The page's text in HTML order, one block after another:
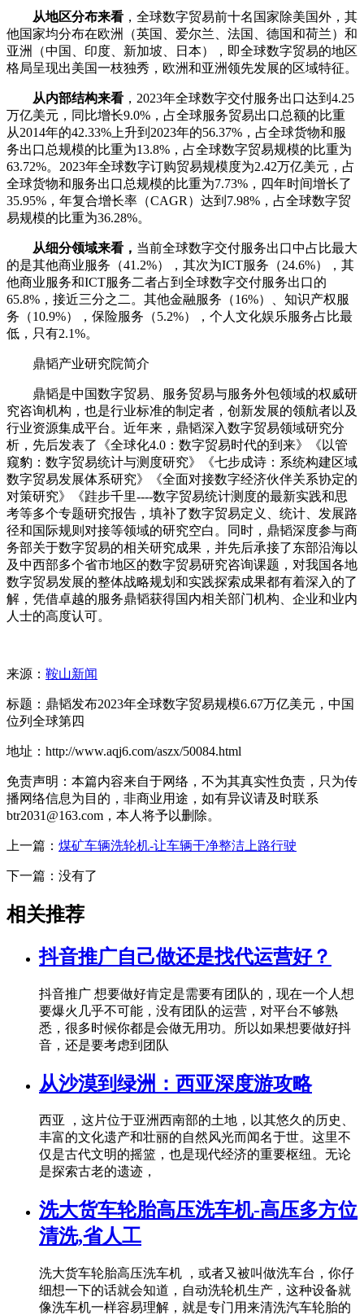
从地区分布来看 ，全球数字贸易前十名国家除美国外，其
他国家均分布在欧洲（英国、爱尔兰、法国、德国和荷兰）和
亚洲（中国、印度、新加坡、日本），即全球数字贸易的地区
格局呈现出美国一枝独秀，欧洲和亚洲领先发展的区域特征。
从内部结构来看 ，2023年全球数字交付服务出口达到4.25
万亿美元，同比增长9.0%，占全球服务贸易出口总额的比重
从2014年的42.33%上升到2023年的56.37%，占全球货物和服
务出口总规模的比重为13.8%，占全球数字贸易规模的比重为
63.72%。2023年全球数字订购贸易规模度为2.42万亿美元，占
全球货物和服务出口总规模的比重为7.73%，四年时间增长了
35.95%，年复合增长率（CAGR）达到7.98%，占全球数字贸
易规模的比重为36.28%。
从细分领域来看， 当前全球数字交付服务出口中占比最大
的是其他商业服务（41.2%），其次为ICT服务（24.6%），其
他商业服务和ICT服务二者占到全球数字交付服务出口的
65.8%，接近三分之二。其他金融服务（16%）、知识产权服
务（10.9%），保险服务（5.2%），个人文化娱乐服务占比最
低，只有2.1%。
鼎韬产业研究院简介
鼎韬是中国数字贸易、服务贸易与服务外包领域的权威研
究咨询机构，也是行业标准的制定者，创新发展的领航者以及
行业资源集成平台。近年来，鼎韬深入数字贸易领域研究分
析，先后发表了《全球化4.0：数字贸易时代的到来》《以管
窥豹：数字贸易统计与测度研究》《七步成诗：系统构建区域
数字贸易发展体系研究》《全面对接数字经济伙伴关系协定的
对策研究》《跬步千里----数字贸易统计测度的最新实践和思
考等多个专题研究报告，填补了数字贸易定义、统计、发展路
径和国际规则对接等领域的研究空白。同时，鼎韬深度参与商
务部关于数字贸易的相关研究成果，并先后承接了东部沿海以
及中西部多个省市地区的数字贸易研究咨询课题，对我国各地
数字贸易发展的整体战略规划和实践探索成果都有着深入的了
解，凭借卓越的服务鼎韬获得国内相关部门机构、企业和业内
人士的高度认可。
来源： 鞍山新闻
标题：鼎韬发布2023年全球数字贸易规模6.67万亿美元，中国
位列全球第四
地址：http://www.aqj6.com/aszx/50084.html
免责声明：本篇内容来自于网络，不为其真实性负责，只为传
播网络信息为目的，非商业用途，如有异议请及时联系
btr2031@163.com，本人将予以删除。
上一篇： 煤矿车辆洗轮机-让车辆干净整洁上路行驶
下一篇：没有了
相关推荐
抖音推广自己做还是找代运营好？
抖音推广 想要做好肯定是需要有团队的，现在一个人想
要爆火几乎不可能，没有团队的运营，对平台不够熟
悉，很多时候你都是会做无用功。所以如果想要做好抖
音，还是要考虑到团队
从沙漠到绿洲：西亚深度游攻略
西亚 ，这片位于亚洲西南部的土地，以其悠久的历史、
丰富的文化遗产和壮丽的自然风光而闻名于世。这里不
仅是古代文明的摇篮，也是现代经济的重要枢纽。无论
是探索古老的遗迹，
洗大货车轮胎高压洗车机-高压多方位
清洗,省人工
洗大货车轮胎高压洗车机 ，或者又被叫做洗车台，你仔
细想一下的话就会知道，自动洗轮机生产，这种设备就
像洗车机一样容易理解，就是专门用来清洗汽车轮胎的